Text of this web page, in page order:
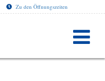
Zu den Öffnungszeiten